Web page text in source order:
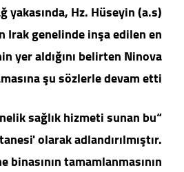
yakasında, Hz. Hüseyin (a.s)
Irak genelinde inşa edilen en
yer aldığını belirten Ninova
şu sözlerle devam etti:
sağlık hizmeti sunan bu
olarak adlandırılmıştır.
binasının tamamlanmasının